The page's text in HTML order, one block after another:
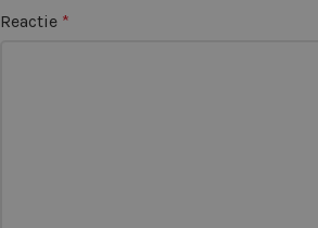
Reactie *